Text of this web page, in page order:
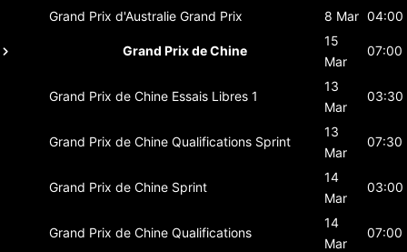
Grand Prix d'Australie Grand Prix 8 Mar 04:00
Grand Prix de Chine
15
Mar
07:00
Grand Prix de Chine Essais Libres 1
13
Mar
03:30
Grand Prix de Chine Qualifications Sprint
13
Mar
07:30
Grand Prix de Chine Sprint
14
Mar
03:00
Grand Prix de Chine Qualifications
14
Mar
07:00